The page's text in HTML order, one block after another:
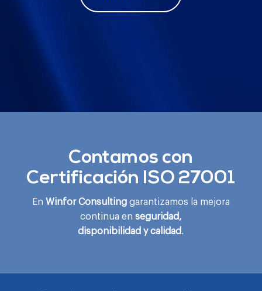
Contamos con
Certificación ISO 27001
En Winfor Consultinggarantizamos la mejora
continua en seguridad,
disponibilidad y calidad.